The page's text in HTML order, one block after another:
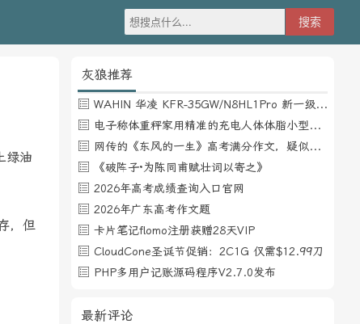
绿油
，但
灰狼推荐
WAHIN 华凌 KFR-35GW/N8HL1Pro 新一级能效 壁挂式空调 1.5匹
电子称体重秤家用精准的充电人体体脂小型称重支持HUAWEI HiLink
网传的《东风的一生》高考满分作文，疑似自媒体或其他渠道炒作
《破阵子·为陈同甫赋壮词以寄之》
2026年高考成绩查询入口官网
2026年广东高考作文题
卡片笔记flomo注册获赠28天VIP
CloudCone圣诞节促销：2C1G 仅需$12.99刀
PHP多用户记账源码程序V2.7.0发布
最新评论